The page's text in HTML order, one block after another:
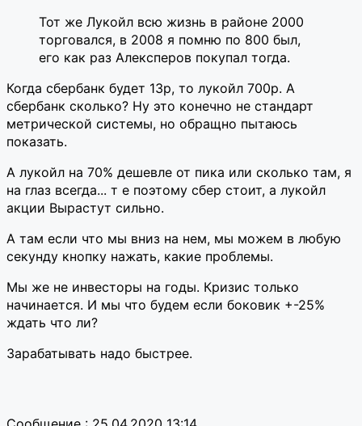
Тот же Лукойл всю жизнь в районе 2000
торговался, в 2008 я помню по 800 был,
его как раз Алексперов покупал тогда.
Когда сбербанк будет 13р, то лукойл 700р. А
сбербанк сколько? Ну это конечно не стандарт
метрической системы, но обращно пытаюсь
показать.
А лукойл на 70% дешевле от пика или сколько там, я
на глаз всегда... т е поэтому сбер стоит, а лукойл
акции Вырастут сильно.
А там если что мы вниз на нем, мы можем в любую
секунду кнопку нажать, какие проблемы.
Мы же не инвесторы на годы. Кризис только
начинается. И мы что будем если боковик +-25%
ждать что ли?
Зарабатывать надо быстрее.